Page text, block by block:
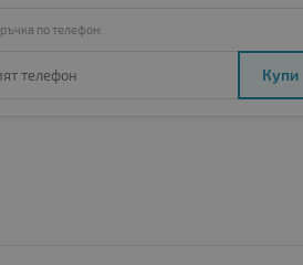
по телефон:
Купи